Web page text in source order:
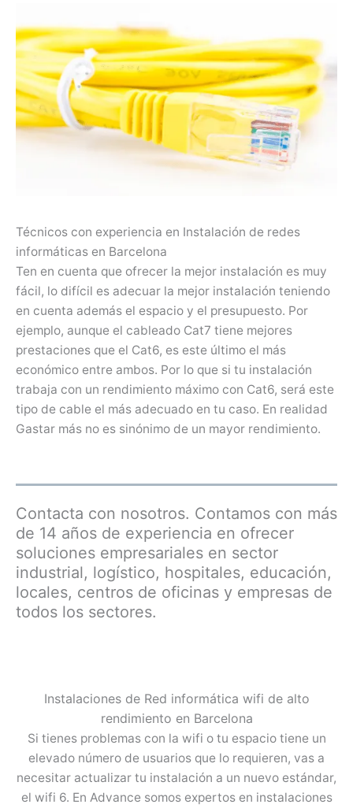
Técnicos con experiencia en Instalación de redes
informáticas en Barcelona
Ten en cuenta que ofrecer la mejor instalación es muy
fácil, lo difícil es adecuar la mejor instalación teniendo
en cuenta además el espacio y el presupuesto. Por
ejemplo, aunque el cableado Cat7 tiene mejores
prestaciones que el Cat6, es este último el más
económico entre ambos. Por lo que si tu instalación
trabaja con un rendimiento máximo con Cat6, será este
tipo de cable el más adecuado en tu caso. En realidad
Gastar más no es sinónimo de un mayor rendimiento.
Contacta con nosotros. Contamos con más
de 14 años de experiencia en ofrecer
soluciones empresariales en sector
industrial, logístico, hospitales, educación,
locales, centros de oficinas y empresas de
todos los sectores.
Instalaciones de Red informática wifi de alto
rendimiento en Barcelona
Si tienes problemas con la wifi o tu espacio tiene un
elevado número de usuarios que lo requieren, vas a
necesitar actualizar tu instalación a un nuevo estándar,
el wifi 6. En Advance somos expertos en instalaciones